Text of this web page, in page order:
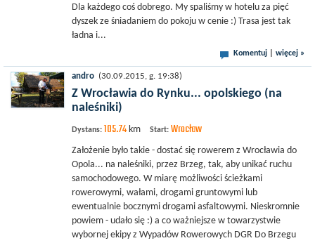
Dla każdego coś dobrego. My spaliśmy w hotelu za pięć
dyszek ze śniadaniem do pokoju w cenie :) Trasa jest tak
ładna i...
Komentuj więcej »
andro (30.09.2015, g. 19:38)
Z Wrocławia do Rynku... opolskiego (na
naleśniki)
Dystans: 105.74 km Start: Wrocław
Założenie było takie - dostać się rowerem z Wrocławia do
Opola... na naleśniki, przez Brzeg, tak, aby unikać ruchu
samochodowego. W miarę możliwości ścieżkami
rowerowymi, wałami, drogami gruntowymi lub
ewentualnie bocznymi drogami asfaltowymi. Nieskromnie
powiem - udało się :) a co ważniejsze w towarzystwie
wybornej ekipy z Wypadów Rowerowych DGR Do Brzegu